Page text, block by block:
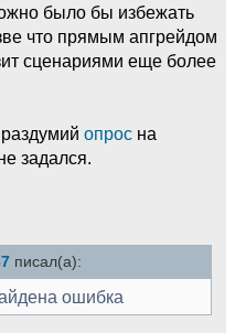
было бы избежать
что прямым апгрейдом
сценариями еще более
опрос на
задался.
писал(а):
ошибка